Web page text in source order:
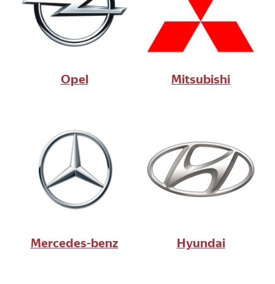
Opel Mitsubishi
Mercedes-benz Hyundai